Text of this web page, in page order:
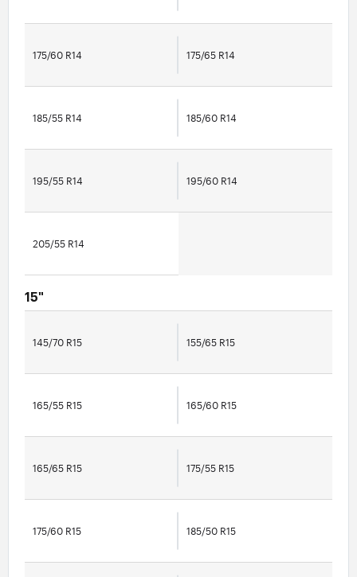
175/60 R14 175/65 R14
185/55 R14 185/60 R14
195/55 R14 195/60 R14
205/55 R14
15"
145/70 R15 155/65 R15
165/55 R15 165/60 R15
165/65 R15 175/55 R15
175/60 R15 185/50 R15